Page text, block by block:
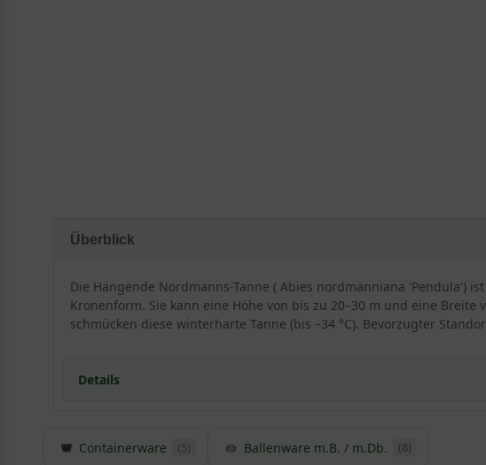
Überblick
Die Hängende Nordmanns-Tanne ( Abies nordmanniana
Kronenform. Sie kann eine Höhe von bis zu 20–30 m und eine
schmücken diese winterharte Tanne (bis –34 °C). Bevorzugter
Details
Die Abies nordmanniana stammt aus dem Kaukasus
Containerware (5) Ballenware m.B. / m.Db. (8)